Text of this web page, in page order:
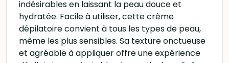
indésirables en laissant la peau douce et
hydratée. Facile à utiliser, cette crème
dépilatoire convient à tous les types de peau,
même les plus sensibles. Sa texture onctueuse
et agréable à appliquer offre une expérience